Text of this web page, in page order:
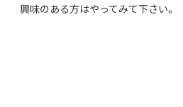
興味のある方はやってみて下さい。